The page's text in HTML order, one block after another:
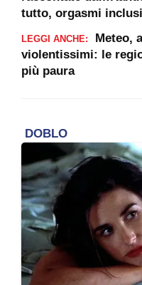
tutto, orgasmi inclusi
LEGGI ANCHE:
Meteo,
violentissimi: le
più paura